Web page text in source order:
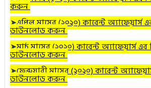
করুন
➤এপ্রিলমাসের (২০২০) কারেন্ট অ্যাফেয়ার্স
ডাউনলোড করুন
➤মার্চমাসের (২০২০) কারেন্ট অ্যাফেয়ার্স
ডাউনলোড করুন
➤ফেব্রুয়ারীমাসের (২০২০) কারেন্ট
ডাউনলোড করুন